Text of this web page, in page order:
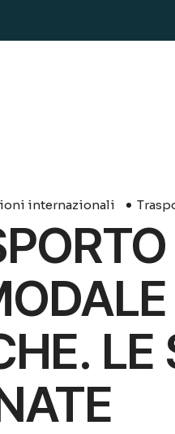
internazionali
LE